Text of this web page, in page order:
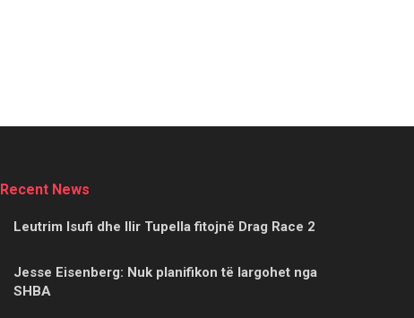
Recent News
Leutrim Isufi dhe Ilir Tupella fitojnë Drag Race 2
Jesse Eisenberg: Nuk planifikon të largohet nga
SHBA